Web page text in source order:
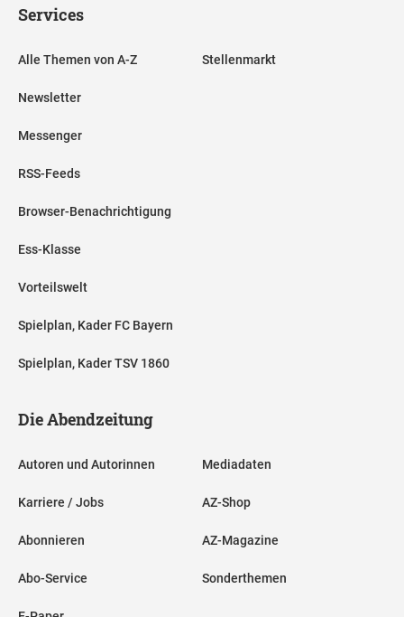
Services
Alle Themen von A-Z
Newsletter
Messenger
RSS-Feeds
Browser-Benachrichtigung
Ess-Klasse
Vorteilswelt
Spielplan, Kader FC Bayern
Spielplan, Kader TSV 1860
Stellenmarkt
Die Abendzeitung
Autoren und Autorinnen
Karriere / Jobs
Abonnieren
Abo-Service
Mediadaten
AZ-Shop
AZ-Magazine
Sonderthemen